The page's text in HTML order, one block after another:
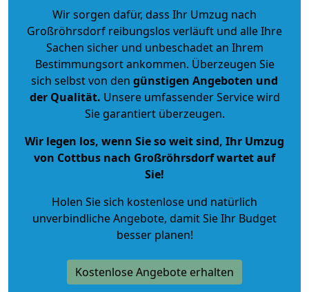
Wir sorgen dafür, dass Ihr Umzug nach
Großröhrsdorf reibungslos verläuft und alle Ihre
Sachen sicher und unbeschadet an Ihrem
Bestimmungsort ankommen. Überzeugen Sie
sich selbst von den günstigen Angeboten und
der Qualität. Unsere umfassender Service wird
Sie garantiert überzeugen.
Wir legen los, wenn Sie so weit sind, Ihr Umzug
von Cottbus nach Großröhrsdorf wartet auf
Sie!
Holen Sie sich kostenlose und natürlich
unverbindliche Angebote, damit Sie Ihr Budget
besser planen!
Kostenlose Angebote erhalten